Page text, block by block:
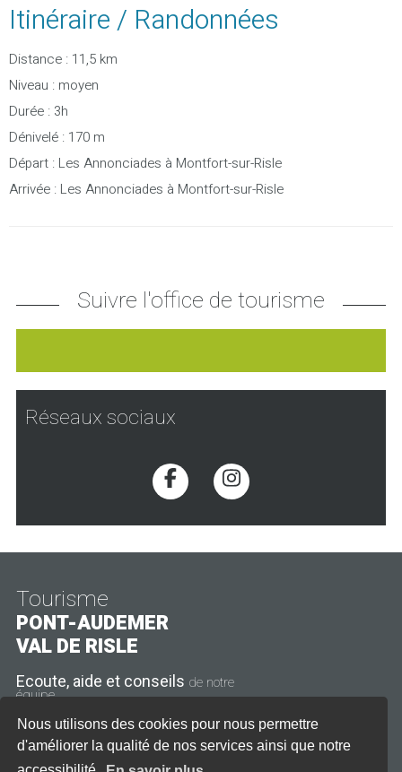
Nous utilisons des cookies pour nous permettre
d'améliorer la qualité de nos services ainsi que notre
Itinéraire / Randonnées
Distance : 11,5 km
Niveau : moyen
Durée : 3h
Dénivelé : 170 m
Départ : Les Annonciades à Montfort-sur-Risle
Arrivée : Les Annonciades à Montfort-sur-Risle
Suivre l'office de tourisme
Réseaux sociaux
Voir la page Facebook
Voir la page
Tourisme
PONT-AUDEMER
VAL DE RISLE
Ecoute, aide et conseils de notre
équipe
11 rue Thiers
27500 Pont-Audemer